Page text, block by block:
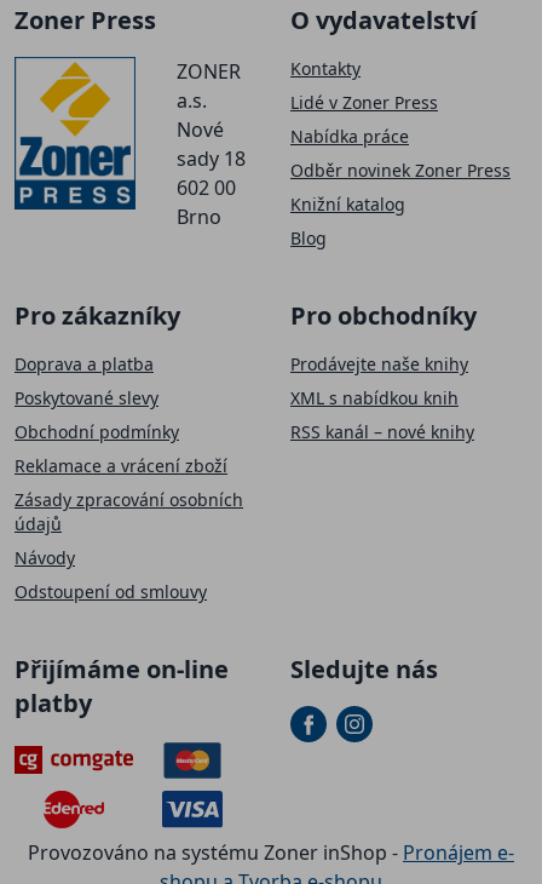
Zoner Press
ZONER
a.s.
Nové
sady 18
602 00
Brno
O vydavatelství
Kontakty
Lidé v Zoner Press
Nabídka práce
Odběr novinek Zoner Press
Knižní katalog
Blog
Pro zákazníky
Doprava a platba
Poskytované slevy
Obchodní podmínky
Reklamace a vrácení zboží
Zásady zpracování osobních
údajů
Návody
Odstoupení od smlouvy
Pro obchodníky
Prodávejte naše knihy
XML s nabídkou knih
RSS kanál – nové knihy
Přijímáme on-line
platby
Sledujte nás
Provozováno na systému Zoner inShop - Pronájem e-